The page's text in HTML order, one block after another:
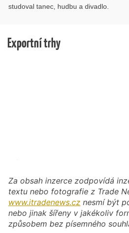
studoval tanec, hudbu a divadlo.
Exportní trhy
Za obsah inzerce zodpovídá
textu nebo fotografie z Trade
www.itradenews.cz nesmí být
nebo jinak šířeny v jakékoliv
způsobem bez písemného